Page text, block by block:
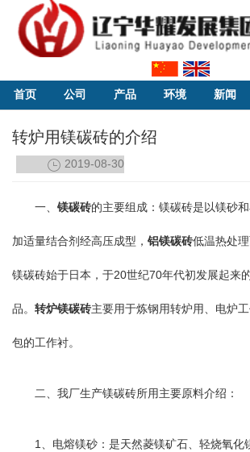
首页 公司 产品 环境 新闻
转炉用镁碳砖的介绍
2019-08-30
一、 镁碳砖的主要组成：镁碳砖是以镁砂
加适量结合剂经高压成型， 铝镁碳砖低温热处理
镁碳砖始于日本，于20世纪70年代初发展起来
品。 转炉镁碳砖主要用于炼钢用转炉用、电炉
包的工作衬。
二、我厂生产镁碳砖所用主要原料介绍：
1、电熔镁砂：是天然菱镁矿石、轻烧氧化